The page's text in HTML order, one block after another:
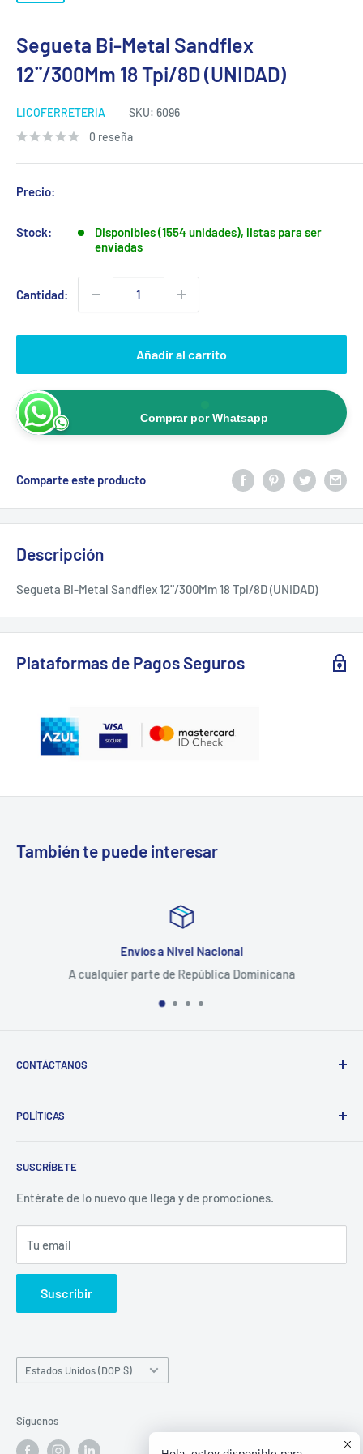
Segueta Bi-Metal Sandflex
12¨/300Mm 18 Tpi/8D (UNIDAD)
LICOFERRETERIA SKU: 6096
0 reseña
Precio:
Stock:
Disponibles (1554 unidades), listas para ser
enviadas
Cantidad:
Añadir al carrito
Comprar por Whatsapp
Comparte este producto
Descripción
Segueta Bi-Metal Sandflex 12¨/300Mm 18 Tpi/8D (UNIDAD)
Plataformas de Pagos Seguros
También te puede interesar
Envíos a Nivel Nacional
A cualquier parte de República Dominicana
CONTÁCTANOS
POLÍTICAS
Política de Privacidad
Políticas de Reembolso
Términos del servicio
Política de reembolso
SUSCRÍBETE
Entérate de lo nuevo que llega y de promociones.
Tu email
Suscribir
País/región
Estados Unidos (DOP $)
Síguenos